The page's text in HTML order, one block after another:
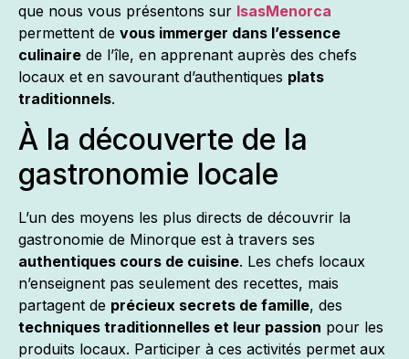
que nous vous présentons sur IsasMenorca
permettent de vous immerger dans l’essence
culinaire de l’île, en apprenant auprès des chefs
locaux et en savourant d’authentiques plats
traditionnels.
À la découverte de la
gastronomie locale
L’un des moyens les plus directs de découvrir la
gastronomie de Minorque est à travers ses
authentiques cours de cuisine. Les chefs locaux
n’enseignent pas seulement des recettes, mais
partagent de précieux secrets de famille, des
techniques traditionnelles et leur passion pour les
produits locaux. Participer à ces activités permet aux